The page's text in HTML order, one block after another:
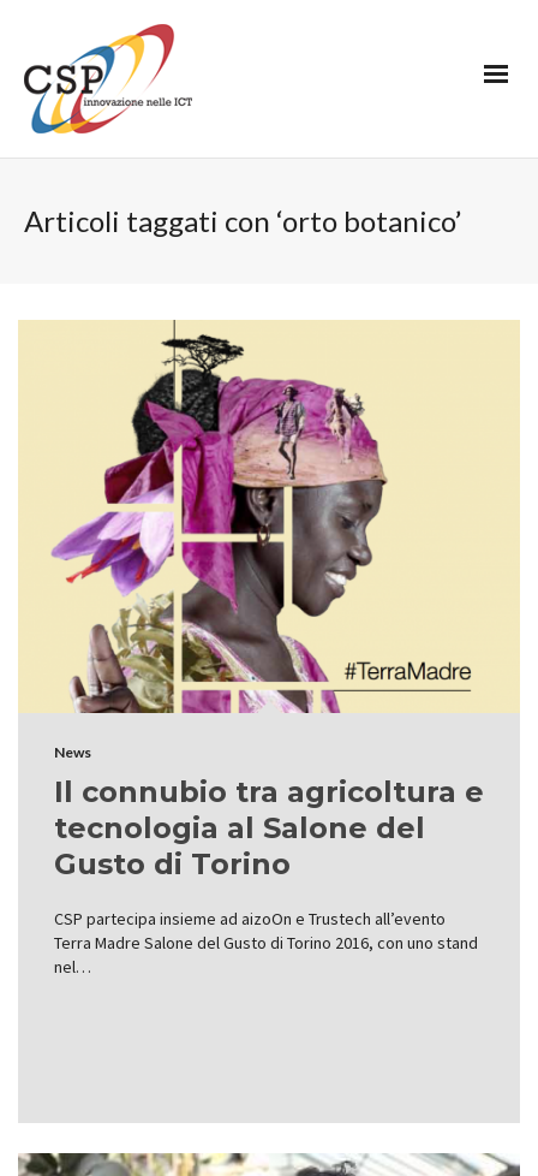
Articoli taggati con ‘orto botanico’
News
Il connubio tra agricoltura e
tecnologia al Salone del
Gusto di Torino
CSP partecipa insieme ad aizoOn e Trustech all’evento
Terra Madre Salone del Gusto di Torino 2016, con uno stand
nel…